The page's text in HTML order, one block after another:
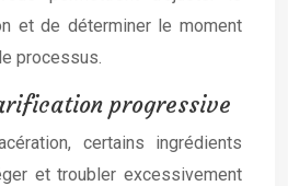
et de déterminer le moment
processus.
progressive
certains ingrédients
et troubler excessivement